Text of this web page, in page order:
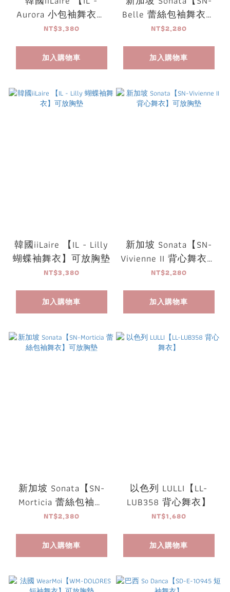
Aurora 小包袖舞衣】
可放胸墊
NT$3,380
加入購物車
Belle 蕾絲包袖舞衣】
可放胸墊
NT$2,280
加入購物車
韓國iiLaire 【IL - Lilly
蝴蝶袖舞衣】可放胸墊
NT$3,380
加入購物車
新加坡 Sonata【SN-
Vivienne II 背心舞衣】
可放胸墊
NT$2,280
加入購物車
新加坡 Sonata【SN-
Morticia 蕾絲包袖舞
衣】可放胸墊
NT$2,380
加入購物車
以色列 LULLI【LL-
LUB358 背心舞衣】
NT$1,680
加入購物車